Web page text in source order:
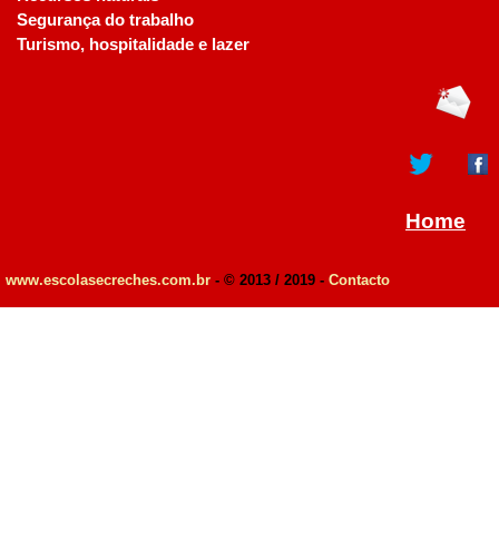
Segurança do trabalho
Turismo, hospitalidade e lazer
Home
www.escolasecreches.com.br - © 2013 / 2019 - Contacto